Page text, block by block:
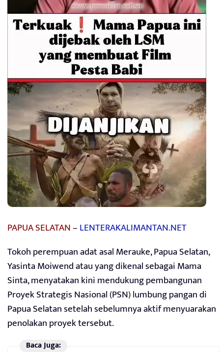
PAPUA SELATAN–LENTERAKALIMANTAN.NET
Tokoh perempuan adat asal Merauke, Papua Selatan,
Yasinta Moiwend atau yang dikenal sebagai Mama
Sinta, menyatakan kini mendukung pembangunan
Proyek Strategis Nasional (PSN) lumbung pangan di
Papua Selatan setelah sebelumnya aktif menyuarakan
penolakan proyek tersebut.
Baca Juga: